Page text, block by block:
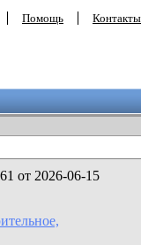
Помощь Контакты
от 2026-06-15